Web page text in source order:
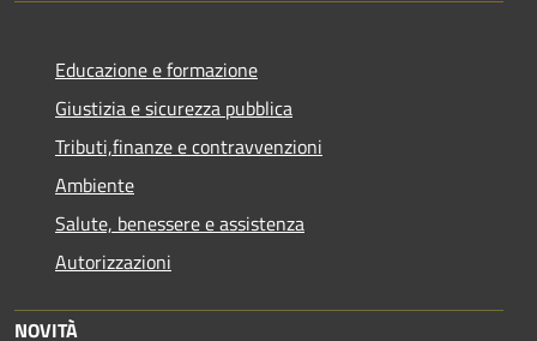
Educazione e formazione
Giustizia e sicurezza pubblica
Tributi,finanze e contravvenzioni
Ambiente
Salute, benessere e assistenza
Autorizzazioni
NOVITÀ